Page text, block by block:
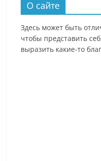
О сайте
Здесь может быть
чтобы представить
выразить какие-то